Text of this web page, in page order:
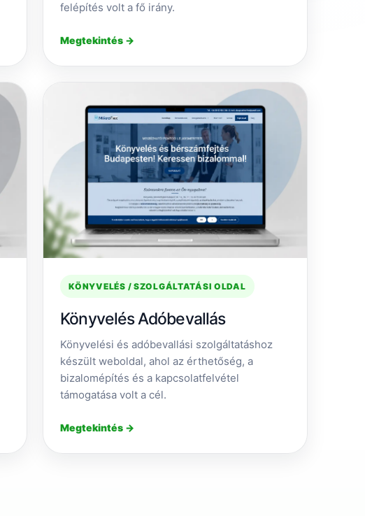
felépítés volt a fő irány.
Megtekintés →
KÖNYVELÉS / SZOLGÁLTATÁSI OLDAL
Könyvelés Adóbevallás
Könyvelési és adóbevallási szolgáltatáshoz
készült weboldal, ahol az érthetőség, a
bizalomépítés és a kapcsolatfelvétel
támogatása volt a cél.
Megtekintés →